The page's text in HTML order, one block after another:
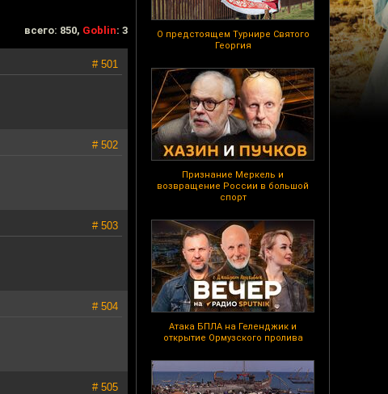
О предстоящем Турнире Святого
Георгия
Признание Меркель и
возвращение России в большой
спорт
Атака БПЛА на Геленджик и
открытие Ормузского пролива
всего: 850, Goblin: 3
# 501
# 502
# 503
# 504
# 505